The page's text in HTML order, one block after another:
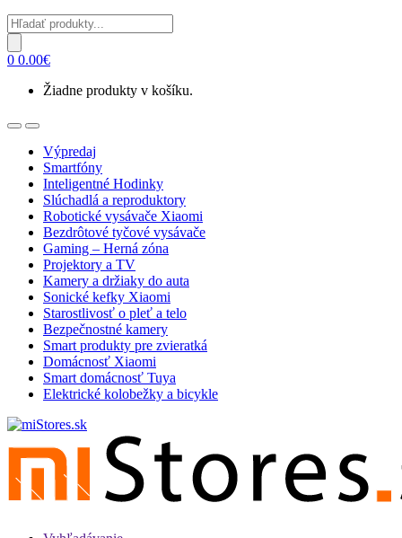
Products
search
0 0.00€
Žiadne produkty v košíku.
OpenClose
Výpredaj
Smartfóny
Inteligentné Hodinky
Slúchadlá a reproduktory
Robotické vysávače Xiaomi
Bezdrôtové tyčové vysávače
Gaming – Herná zóna
Projektory a TV
Kamery a držiaky do auta
Sonické kefky Xiaomi
Starostlivosť o pleť a telo
Bezpečnostné kamery
Smart produkty pre zvieratká
Domácnosť Xiaomi
Smart domácnosť Tuya
Elektrické kolobežky a bicykle